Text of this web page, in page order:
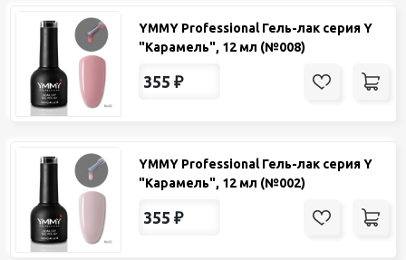
YMMY Professional Гель-лак серия Y
"Карамель", 12 мл (№008)
355 ₽
YMMY Professional Гель-лак серия Y
"Карамель", 12 мл (№002)
355 ₽